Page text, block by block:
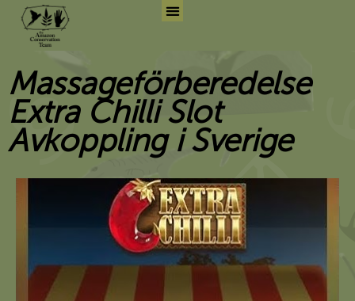
content
Massageförberedelse
Extra Chilli Slot
Avkoppling i Sverige